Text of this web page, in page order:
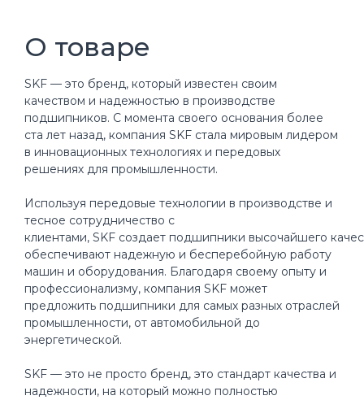
О товаре
SKF — это бренд, который известен своим
качеством и надежностью в производстве
подшипников. С момента своего основания более
ста лет назад, компания SKF стала мировым лидером
в инновационных технологиях и передовых
решениях для промышленности.
Используя передовые технологии в производстве и
тесное сотрудничество с
клиентами, SKF создает подшипники высочайшего
обеспечивают надежную и бесперебойную работу
машин и оборудования. Благодаря своему опыту и
профессионализму, компания SKF может
предложить подшипники для самых разных отраслей
промышленности, от автомобильной до
энергетической.
SKF — это не просто бренд, это стандарт качества и
надежности, на который можно полностью